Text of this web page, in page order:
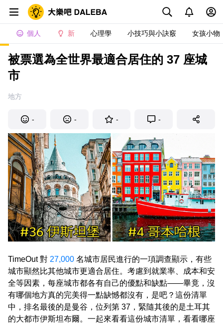
個人 新 心理學 小技巧與小訣竅 女孩小物
被票選為全世界最適合居住的 37 座城
市
地方
- - - -
TimeOut 對 27,000 名城市居民進行的一項調查顯示，有些
城市顯然比其他城市更適合居住。考慮到就業率、成本和安
全等因素，每座城市都各有自己的優點和缺點——畢竟，沒
有哪個地方真的完美得一點缺憾都沒有，是吧？這份清單
中，排名最後的是曼谷，位列第 37，緊隨其後的是土耳其
的大都市伊斯坦布爾。一起來看看這份城市清單，看看哪座